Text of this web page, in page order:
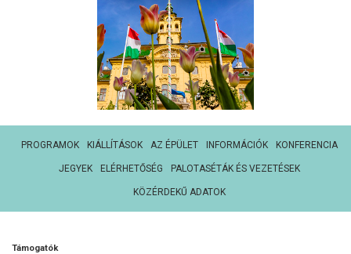
PROGRAMOK KIÁLLÍTÁSOK AZ ÉPÜLET INFORMÁCIÓK KONFERENCIA
JEGYEK ELÉRHETŐSÉG PALOTASÉTÁK ÉS VEZETÉSEK
KÖZÉRDEKŰ ADATOK
Támogatók